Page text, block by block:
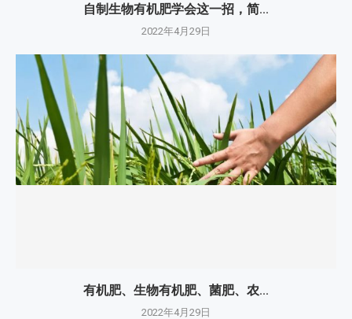
自制生物有机肥学会这一招，简...
2022年4月29日
有机肥、生物有机肥、菌肥、农...
2022年4月29日